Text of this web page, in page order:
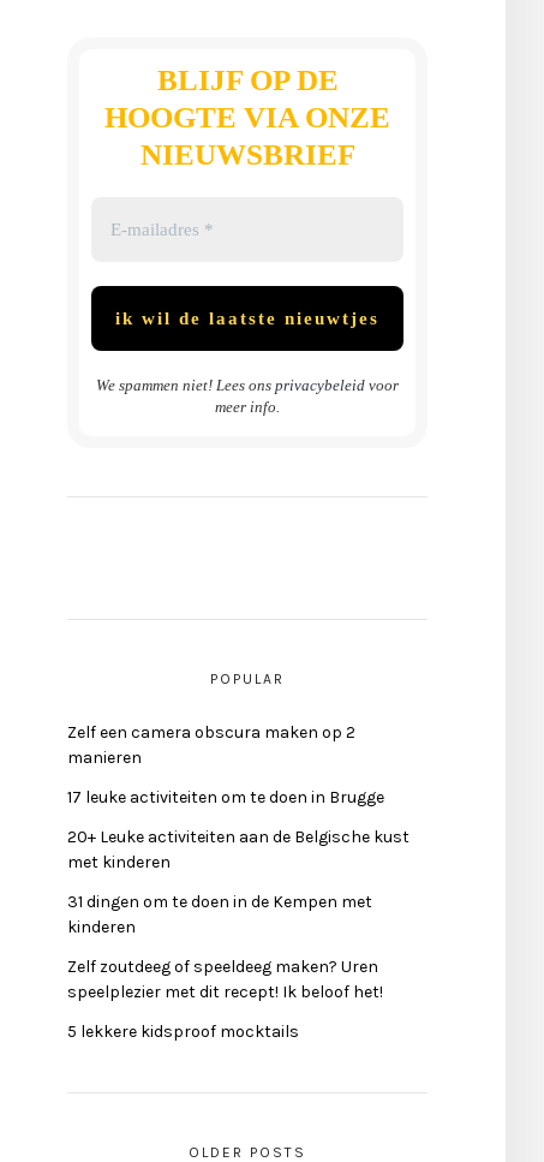
BLIJF OP DE
HOOGTE VIA ONZE
NIEUWSBRIEF
We spammen niet! Lees ons privacybeleid voor
meer info.
POPULAR
Zelf een camera obscura maken op 2
manieren
17 leuke activiteiten om te doen in Brugge
20+ Leuke activiteiten aan de Belgische kust
met kinderen
31 dingen om te doen in de Kempen met
kinderen
Zelf zoutdeeg of speeldeeg maken? Uren
speelplezier met dit recept! Ik beloof het!
5 lekkere kidsproof mocktails
OLDER POSTS